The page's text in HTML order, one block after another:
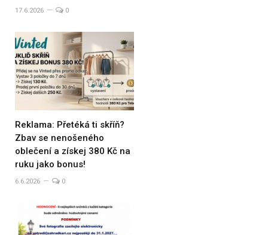
17.6.2026 0
Reklama: Přetéká ti skříň?
Zbav se nenošeného
oblečení a získej 380 Kč na
ruku jako bonus!
6.6.2026 0